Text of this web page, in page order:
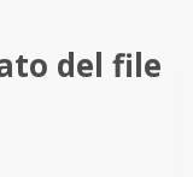
del file